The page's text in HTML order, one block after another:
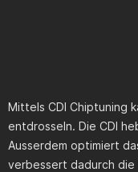
Mittels CDI Chiptuning
entdrosseln. Die CDI
Ausserdem optimiert
verbessert dadurch